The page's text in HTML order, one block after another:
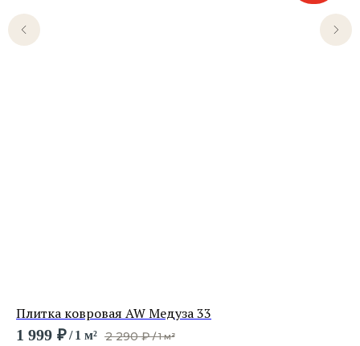
Плитка ковровая AW Медуза 33
1 999 ₽/ 1 м² 2 290 ₽ / 1 м²